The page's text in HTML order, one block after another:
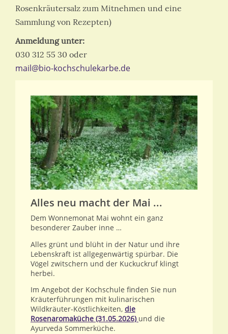
Rosenkräutersalz zum Mitnehmen und eine
Sammlung von Rezepten)
Anmeldung unter:
030 312 55 30 oder
mail@bio-kochschulekarbe.de
Alles neu macht der Mai ...
Dem Wonnemonat Mai wohnt ein ganz
besonderer Zauber inne …
Alles grünt und blüht in der Natur und ihre
Lebenskraft ist allgegenwärtig spürbar. Die
Vögel zwitschern und der Kuckuckruf klingt
herbei.
Im Angebot der Kochschule finden Sie nun
Kräuterführungen mit kulinarischen
Wildkräuter-Köstlichkeiten, die
Rosenaromaküche (31.05.2026) und die
Ayurveda Sommerküche.